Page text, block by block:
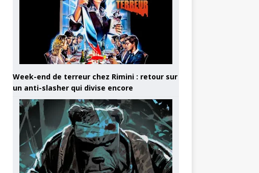
Week-end de terreur chez Rimini : retour sur
un anti-slasher qui divise encore